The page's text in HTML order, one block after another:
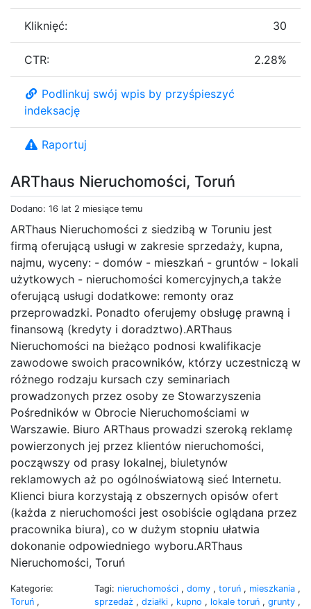
ARThaus Nieruchomości, Toruń
Dodano: 16 lat 2 miesiące temu
ARThaus Nieruchomości z siedzibą w Toruniu jest
firmą oferującą usługi w zakresie sprzedaży, kupna,
najmu, wyceny: - domów - mieszkań - gruntów - lokali
użytkowych - nieruchomości komercyjnych,a także
oferującą usługi dodatkowe: remonty oraz
przeprowadzki. Ponadto oferujemy obsługę prawną i
finansową (kredyty i doradztwo).ARThaus
Nieruchomości na bieżąco podnosi kwalifikacje
zawodowe swoich pracowników, którzy uczestniczą w
różnego rodzaju kursach czy seminariach
prowadzonych przez osoby ze Stowarzyszenia
Pośredników w Obrocie Nieruchomościami w
Warszawie. Biuro ARThaus prowadzi szeroką reklamę
powierzonych jej przez klientów nieruchomości,
począwszy od prasy lokalnej, biuletynów
reklamowych aż po ogólnoświatową sieć Internetu.
Klienci biura korzystają z obszernych opisów ofert
(każda z nieruchomości jest osobiście oglądana przez
pracownika biura), co w dużym stopniu ułatwia
dokonanie odpowiedniego wyboru.ARThaus
Nieruchomości, Toruń
Kategorie:
Toruń ,
Tagi: nieruchomości , domy , toruń , mieszkania ,
sprzedaż , działki , kupno , lokale toruń , grunty ,
Kliknięć: 30
CTR: 2.28%
Podlinkuj swój wpis by przyśpieszyć
indeksację
Raportuj